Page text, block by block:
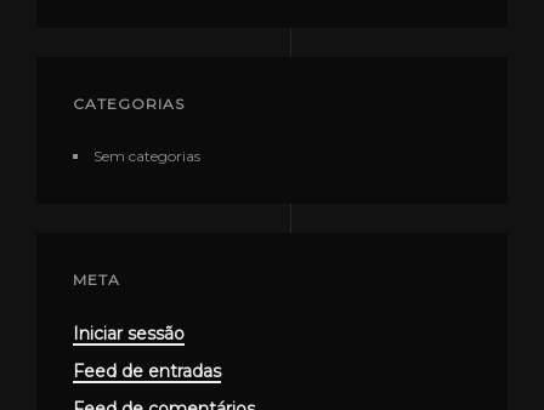
CATEGORIAS
Sem categorias
META
Iniciar sessão
Feed de entradas